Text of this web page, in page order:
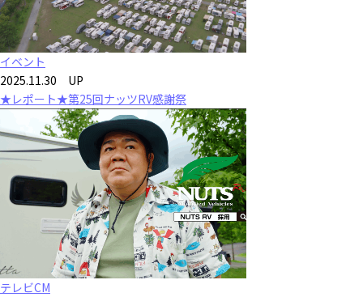
イベント
2025.11.30 UP
★レポート★第25回ナッツRV感謝祭
テレビCM